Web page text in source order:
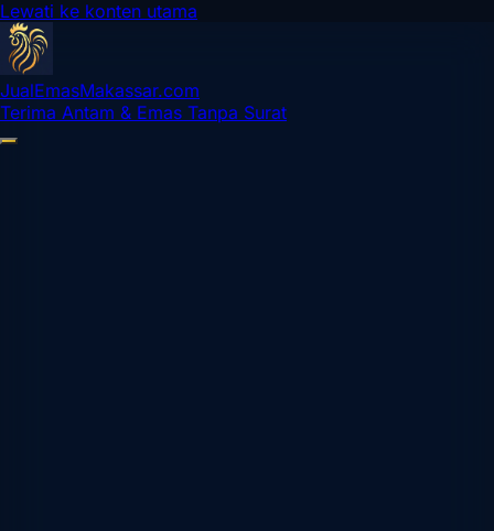
Lewati ke konten utama
JualEmasMakassar.com
Terima Antam & Emas Tanpa Surat